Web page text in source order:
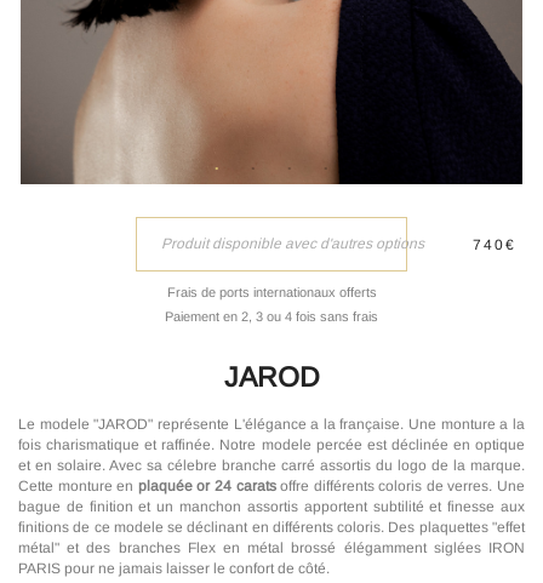
Produit disponible avec d'autres options
Frais de ports internationaux offerts
Paiement en 2, 3 ou 4 fois sans frais
740€
JAROD
Le modele "JAROD" représente L'élégance a la française. Une monture a la
fois charismatique et raffinée. Notre modele percée est déclinée en optique
et en solaire. Avec sa célebre branche carré assortis du logo de la marque.
Cette monture en plaquée or 24 caratsoffre différents coloris de verres. Une
bague de finition et un manchon assortis apportent subtilité et finesse aux
finitions de ce modele se déclinant en différents coloris. Des plaquettes "effet
métal" et des branches Flex en métal brossé élégamment siglées IRON
PARIS pour ne jamais laisser le confort de côté.